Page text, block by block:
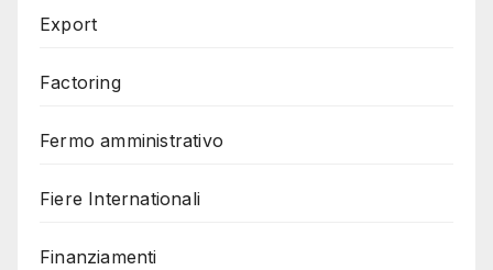
Export
Factoring
Fermo amministrativo
Fiere Internationali
Finanziamenti